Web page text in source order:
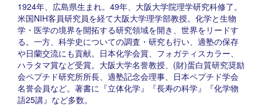
1924年、広島県生まれ。49年、大阪大学院理学研究科修了。
米国NIH客員研究員を経て大阪大学理学部教授。化学と生物
学・医学の境界を開拓する研究領域を開き、世界をリードす
る。一方、科学史についての調査・研究も行い、適塾の保存
や日蘭交流にも貢献。日本化学会賞、フォガティスカラー、
ハラタマ賞など受賞。大阪大学名誉教授、(財)蛋白質研究奨励
会ペプチド研究所所長、適塾記念会理事、日本ペプチド学会
名誉会員など。著書に『立体化学』『長寿の科学』『化学物
語25講』など多数。